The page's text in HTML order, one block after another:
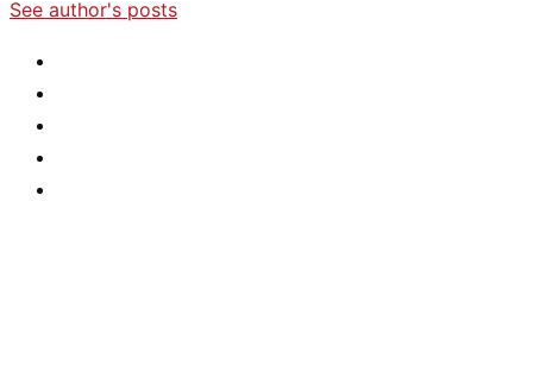
See author's posts